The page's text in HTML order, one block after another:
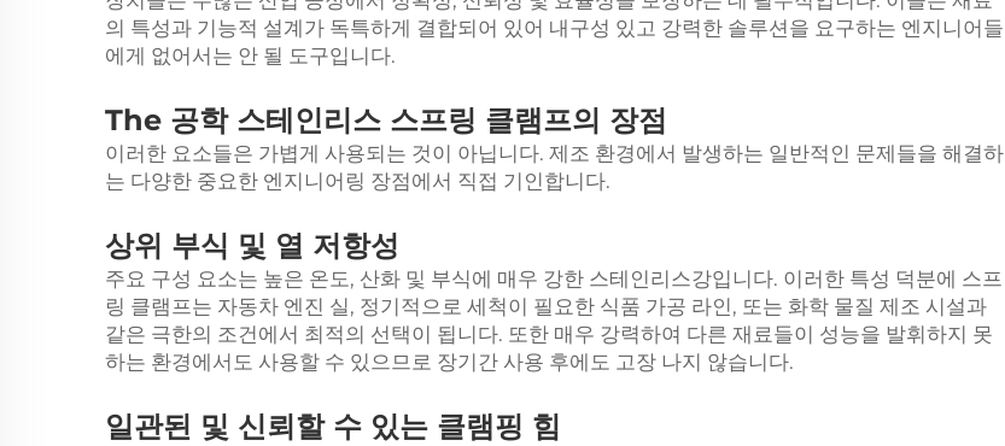
의 특성과 기능적 설계가 독특하게 결합되어 있어 내구성 있고 강력한 솔루션을 요구하는 엔지니어들
에게 없어서는 안 될 도구입니다.
The 공학 스테인리스 스프링 클램프의 장점
이러한 요소들은 가볍게 사용되는 것이 아닙니다. 제조 환경에서 발생하는 일반적인 문제들을 해결하
는 다양한 중요한 엔지니어링 장점에서 직접 기인합니다.
상위 부식 및 열 저항성
주요 구성 요소는 높은 온도, 산화 및 부식에 매우 강한 스테인리스강입니다. 이러한 특성 덕분에 스프
링 클램프는 자동차 엔진 실, 정기적으로 세척이 필요한 식품 가공 라인, 또는 화학 물질 제조 시설과
같은 극한의 조건에서 최적의 선택이 됩니다. 또한 매우 강력하여 다른 재료들이 성능을 발휘하지 못
하는 환경에서도 사용할 수 있으므로 장기간 사용 후에도 고장 나지 않습니다.
일관된 및 신뢰할 수 있는 클램핑 힘